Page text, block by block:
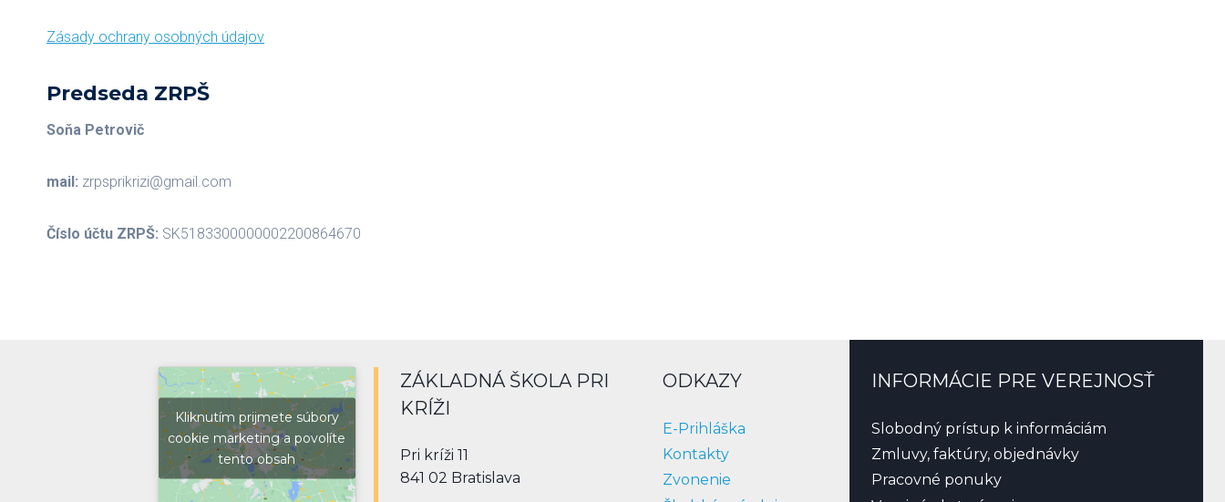
Zásady ochrany osobných údajov
Predseda ZRPŠ
Soňa Petrovič
mail: zrpsprikrizi@gmail.com
Číslo účtu ZRPŠ: SK5183300000002200864670
Kliknutím prijmete súbory
cookie marketing a povolíte
tento obsah
ZÁKLADNÁ ŠKOLA PRI
KRÍŽI
Pri kríži 11
841 02 Bratislava
ODKAZY
E-Prihláška
Kontakty
Zvonenie
INFORMÁCIE PRE VEREJNOSŤ
Slobodný prístup k informáciám
Zmluvy, faktúry, objednávky
Pracovné ponuky